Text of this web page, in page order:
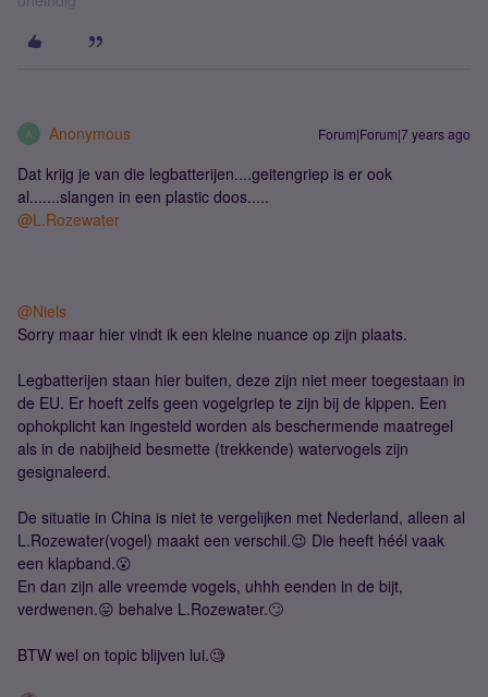
A Anonymous Forum|Forum|7 years ago
Dat krijg je van die legbatterijen....geitengriep is er ook
al.......slangen in een plastic doos.....
@L.Rozewater
@Niels
Sorry maar hier vindt ik een kleine nuance op zijn plaats.
Legbatterijen staan hier buiten, deze zijn niet meer toegestaan in
de EU. Er hoeft zelfs geen vogelgriep te zijn bij de kippen. Een
ophokplicht kan ingesteld worden als beschermende maatregel
als in de nabijheid besmette (trekkende) watervogels zijn
gesignaleerd.
De situatie in China is niet te vergelijken met Nederland, alleen al
L.Rozewater(vogel) maakt een verschil.😉 Die heeft héél vaak
een klapband.😮
En dan zijn alle vreemde vogels, uhhh eenden in de bijt,
verdwenen.😛 behalve L.Rozewater.🙄
BTW wel on topic blijven lui.🧐